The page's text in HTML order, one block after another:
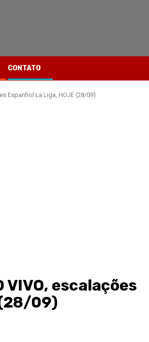
CONTATO
Espanhol La Liga, HOJE (28/09)
VIVO, escalações
09)